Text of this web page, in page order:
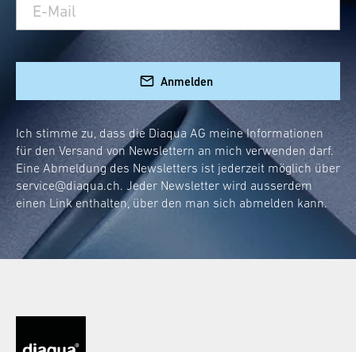
Anmelden
Ich stimme zu, dass die Diaqua AG meine Informationen
für den Versand von Newslettern an mich verwenden darf.
Eine Abmeldung des Newsletters ist jederzeit möglich über
service@diaqua.ch. Jeder Newsletter wird ausserdem
einen Link enthalten, über den man sich abmelden kann.